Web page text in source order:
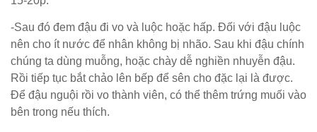
-Sau đó đem đậu đi vo và luộc hoặc hấp. Đối với đậu luộc
nên cho ít nước để nhân không bị nhão. Sau khi đậu chính
chúng ta dùng muỗng, hoặc chày dễ nghiền nhuyễn đậu.
Rồi tiếp tục bắt chảo lên bếp để sên cho đặc lại là được.
Để đậu nguội rồi vo thành viên, có thể thêm trứng muối vào
bên trong nếu thích.